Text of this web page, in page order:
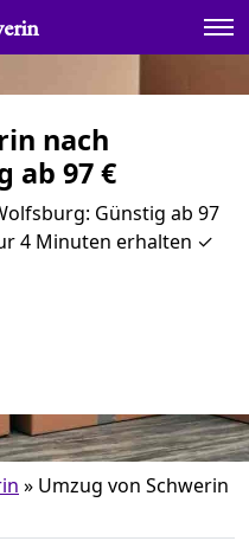
nach
ab 97 €
Günstig ab 97
4 Minuten erhalten ✓
» Umzug von Schwerin